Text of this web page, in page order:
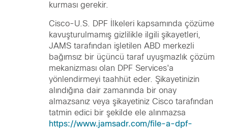
kurması gerekir.
Cisco-U.S. DPF İlkeleri kapsamında çözüme
kavuşturulmamış gizlilikle ilgili şikayetleri,
JAMS tarafından işletilen ABD merkezli
bağımsız bir üçüncü taraf uyuşmazlık çözüm
mekanizması olan DPF Services'a
yönlendirmeyi taahhüt eder. Şikayetinizin
alındığına dair zamanında bir onay
almazsanız veya şikayetiniz Cisco tarafından
tatmin edici bir şekilde ele alınmazsa
https://www.jamsadr.com/file-a-dpf-